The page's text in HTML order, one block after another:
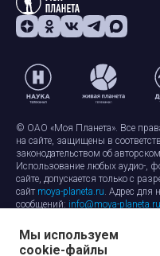
© ОАО «Моя Планета». Все
на сайте, защищены в
законодательством об
Использование любых аудио-,
сайте, допускается только с
сайт moya-planeta.ru. Адрес для
сообщений: info@moya-planeta.ru
Правила сайтаРабота с
Защита персональных данных
Мы используем
cookie-файлы